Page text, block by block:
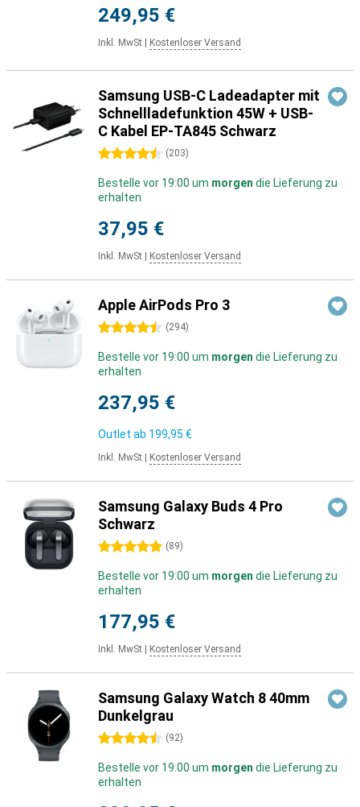
249,95 €
Inkl. MwSt Kostenloser Versand
Samsung USB-C Ladeadapter mit
Schnellladefunktion 45W + USB-
C Kabel EP-TA845 Schwarz
4.5 Sterne (203)
Bestelle vor 19:00 um morgen die Lieferung zu
erhalten
37,95 €
Inkl. MwSt Kostenloser Versand
Apple AirPods Pro 3
4.5 Sterne (294)
Bestelle vor 19:00 um morgen die Lieferung zu
erhalten
237,95 €
Outlet ab 199,95 €
Inkl. MwSt Kostenloser Versand
Samsung Galaxy Buds 4 Pro
Schwarz
5 Sterne (89)
Bestelle vor 19:00 um morgen die Lieferung zu
erhalten
177,95 €
Inkl. MwSt Kostenloser Versand
Samsung Galaxy Watch 8 40mm
Dunkelgrau
4.5 Sterne (92)
Bestelle vor 19:00 um morgen die Lieferung zu
erhalten